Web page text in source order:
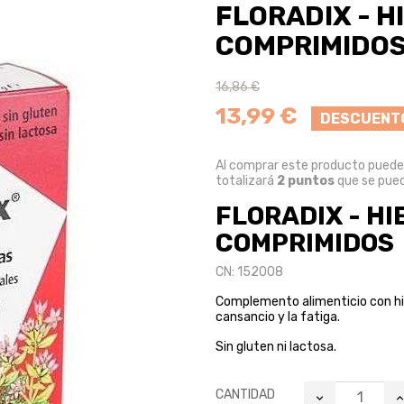
FLORADIX -
16,86 €
13,99 €
Al comprar este producto
totalizará 2 puntosque se
FLORADIX -
COMPRIMIDOS
CN: 152008
Complemento alimenticio con
cansancio y la fatiga.
Sin gluten ni lactosa.
CANTIDAD